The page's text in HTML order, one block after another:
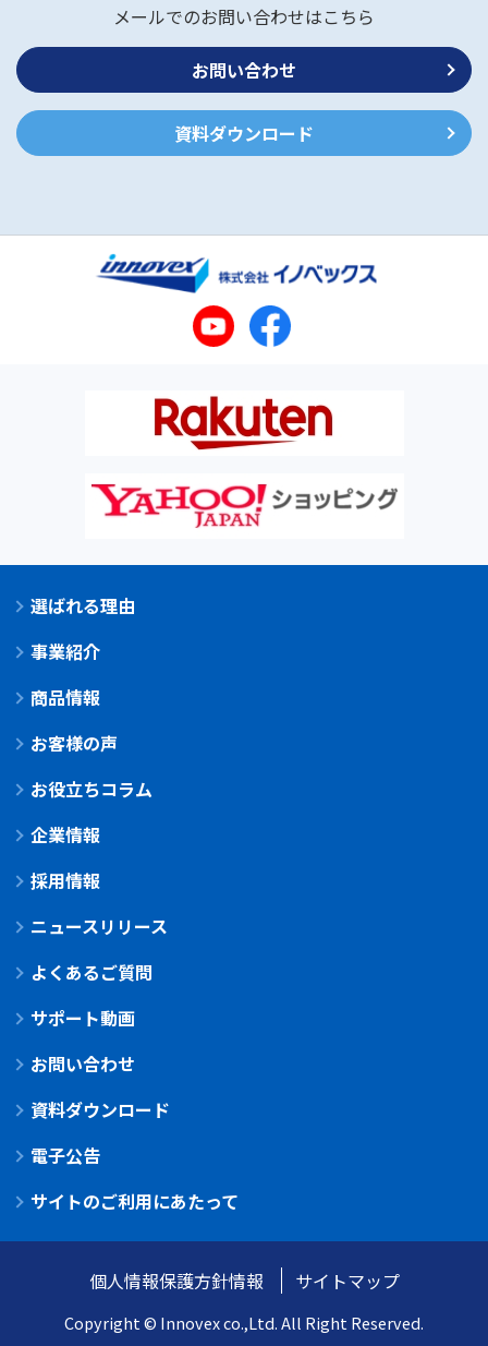
メールでのお問い合わせはこちら
お問い合わせ
資料ダウンロード
選ばれる理由
事業紹介
商品情報
お客様の声
お役立ちコラム
企業情報
採用情報
ニュースリリース
よくあるご質問
サポート動画
お問い合わせ
資料ダウンロード
電子公告
サイトのご利用にあたって
個人情報保護方針情報 サイトマップ
Copyright © Innovex co.,Ltd. All Right Reserved.